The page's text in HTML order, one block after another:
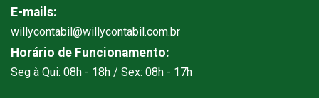
E-mails:
willycontabil@willycontabil.com.br
Horário de Funcionamento:
Seg à Qui: 08h - 18h / Sex: 08h - 17h